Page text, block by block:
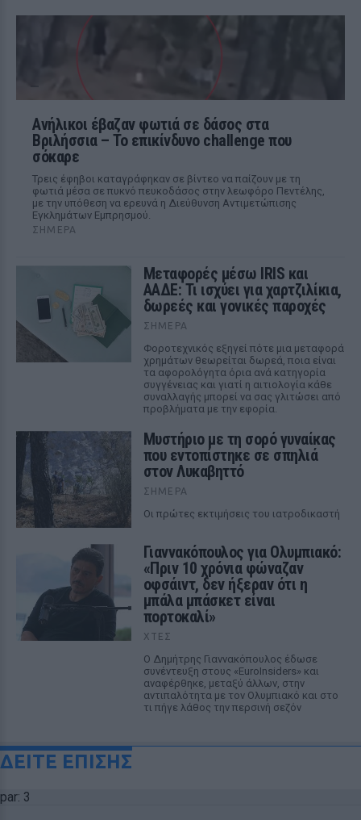
Ανήλικοι έβαζαν φωτιά σε δάσος στα
Βριλήσσια – Το επικίνδυνο challenge που
σόκαρε
Τρεις έφηβοι καταγράφηκαν σε βίντεο να παίζουν με τη
φωτιά μέσα σε πυκνό πευκοδάσος στην λεωφόρο Πεντέλης,
με την υπόθεση να ερευνά η Διεύθυνση Αντιμετώπισης
Εγκλημάτων Εμπρησμού.
ΣΉΜΕΡΑ
Μεταφορές μέσω IRIS και
ΑΑΔΕ: Τι ισχύει για χαρτζιλίκια,
δωρεές και γονικές παροχές
ΣΉΜΕΡΑ
Φοροτεχνικός εξηγεί πότε μια μεταφορά
χρημάτων θεωρείται δωρεά, ποια είναι
τα αφορολόγητα όρια ανά κατηγορία
συγγένειας και γιατί η αιτιολογία κάθε
συναλλαγής μπορεί να σας γλιτώσει από
προβλήματα με την εφορία.
Μυστήριο με τη σορό γυναίκας
που εντοπίστηκε σε σπηλιά
στον Λυκαβηττό
ΣΉΜΕΡΑ
Οι πρώτες εκτιμήσεις του ιατροδικαστή
Γιαννακόπουλος για Ολυμπιακό:
«Πριν 10 χρόνια φώναζαν
οφσάιντ, δεν ήξεραν ότι η
μπάλα μπάσκετ είναι
πορτοκαλί»
ΧΤΕΣ
Ο Δημήτρης Γιαννακόπουλος έδωσε
συνέντευξη στους «EuroInsiders» και
αναφέρθηκε, μεταξύ άλλων, στην
αντιπαλότητα με τον Ολυμπιακό και στο
τι πήγε λάθος την περσινή σεζόν
ΔΕΙΤΕ ΕΠΙΣΗΣ
par: 3